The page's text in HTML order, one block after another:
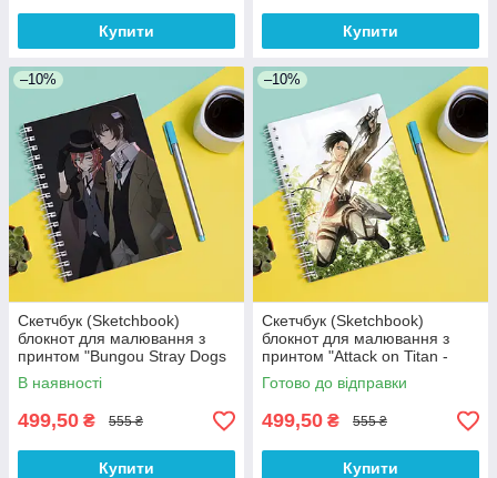
Купити Купити
–10%
Скетчбук (Sketchbook)
блокнот для малювання з
принтом "Bungou Stray Dogs
- Бродячі пси 6"
В наявності
499,50 ₴ 555 ₴
Купити
–10%
Скетчбук (Sketchbook)
блокнот для малювання з
принтом "Attack on Titan -
Вторгнення титанів 3"
Готово до відправки
499,50 ₴ 555 ₴
Купити